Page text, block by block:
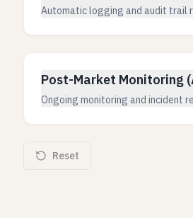
Automatic logging and audit trail
Post-Market Monitoring
Ongoing monitoring and incident
Reset